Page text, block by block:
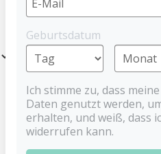
Neu
Geburtsdatum
Ich stimme zu, dass
Daten genutzt werden,
erhalten, und weiß, dass
widerrufen kann.